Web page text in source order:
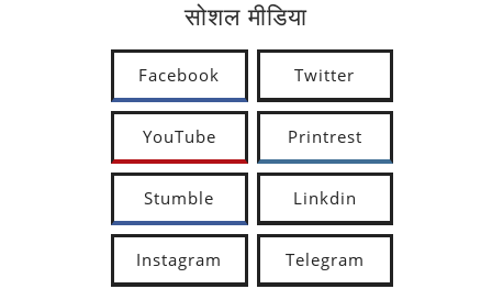
सोशल मीडिया
Facebook Twitter
YouTube Printrest
Stumble Linkdin
Instagram Telegram